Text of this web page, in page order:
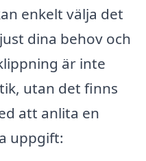
enkelt välja det
dina behov och
är inte
utan det finns
att anlita en
uppgift: